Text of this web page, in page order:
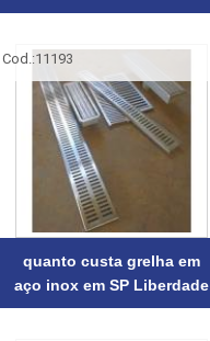
Cod.:11193
quanto custa grelha em
aço inox em SP Liberdade